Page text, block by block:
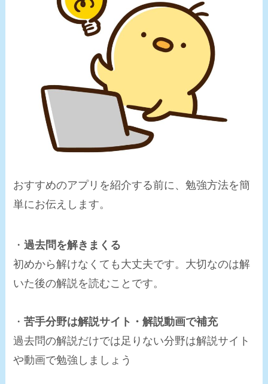
おすすめのアプリを紹介する前に、勉強方法を簡
単にお伝えします。
・過去問を解きまくる
初めから解けなくても大丈夫です。大切なのは解
いた後の解説を読むことです。
・苦手分野は解説サイト・解説動画で補充
過去問の解説だけでは足りない分野は解説サイト
や動画で勉強しましょう